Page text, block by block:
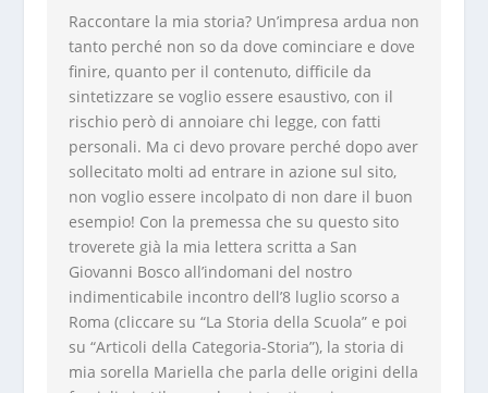
Raccontare la mia storia? Un’impresa ardua non
tanto perché non so da dove cominciare e dove
finire, quanto per il contenuto, difficile da
sintetizzare se voglio essere esaustivo, con il
rischio però di annoiare chi legge, con fatti
personali. Ma ci devo provare perché dopo aver
sollecitato molti ad entrare in azione sul sito,
non voglio essere incolpato di non dare il buon
esempio! Con la premessa che su questo sito
troverete già la mia lettera scritta a San
Giovanni Bosco all’indomani del nostro
indimenticabile incontro dell’8 luglio scorso a
Roma (cliccare su “La Storia della Scuola” e poi
su “Articoli della Categoria-Storia”), la storia di
mia sorella Mariella che parla delle origini della